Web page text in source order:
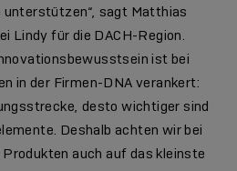
sagt Matthias
Lindy für die DACH-Region.
ist bei
in der Firmen-DNA verankert:
desto wichtiger sind
Deshalb achten wir bei
auch auf das kleinste